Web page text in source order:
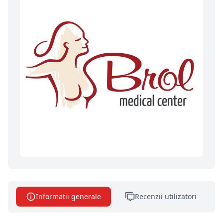
Informatii generale Recenzii utilizatori